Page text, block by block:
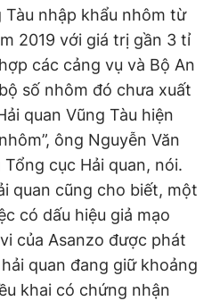
- BTTTT cấp ngày 24.3.2020
về Báo Thanh Niên. Cấm sao
có sự chấp thuận bằng văn
JSC.
Tàu nhập khẩu nhôm từ
2019 với giá trị gần 3 tỉ
các cảng vụ và Bộ An
số nhôm đó chưa xuất
quan Vũng Tàu hiện
ông Nguyễn Văn
cục Hải quan, nói.
quan cũng cho biết, một
có dấu hiệu giả mạo
của Asanzo được phát
quan đang giữ khoảng
khai có chứng nhận